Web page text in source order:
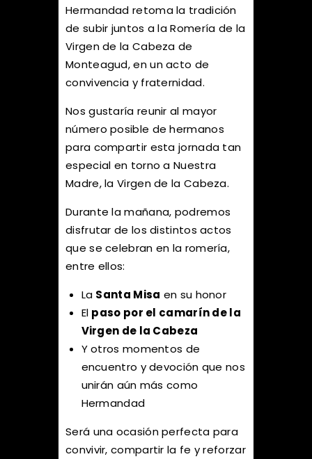
Hermandad retoma la tradición
de subir juntos a la Romería de la
Virgen de la Cabeza de
Monteagud, en un acto de
convivencia y fraternidad.
Nos gustaría reunir al mayor
número posible de hermanos
para compartir esta jornada tan
especial en torno a Nuestra
Madre, la Virgen de la Cabeza.
Durante la mañana, podremos
disfrutar de los distintos actos
que se celebran en la romería,
entre ellos:
La Santa Misa en su honor
El paso por el camarín de la
Virgen de la Cabeza
Y otros momentos de
encuentro y devoción que nos
unirán aún más como
Hermandad
Será una ocasión perfecta para
convivir, compartir la fe y reforzar